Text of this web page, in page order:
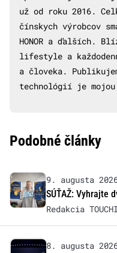
už od roku 2016.
čínskych výrobcov
HONOR a ďalších.
lifestyle a
a človeka.
technológií je
Podobné články
9. augusta
SÚŤAŽ: Vyhrajte
Redakcia
8. augusta